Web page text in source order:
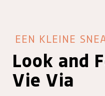
EEN KLEINE
Look and
Vie Via